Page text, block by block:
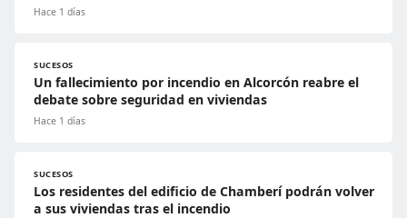
Hace 1 días
SUCESOS
Un fallecimiento por incendio en Alcorcón reabre el
debate sobre seguridad en viviendas
Hace 1 días
SUCESOS
Los residentes del edificio de Chamberí podrán volver
a sus viviendas tras el incendio